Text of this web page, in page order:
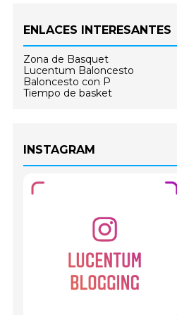
ENLACES INTERESANTES
Zona de Basquet
Lucentum Baloncesto
Baloncesto con P
Tiempo de basket
INSTAGRAM